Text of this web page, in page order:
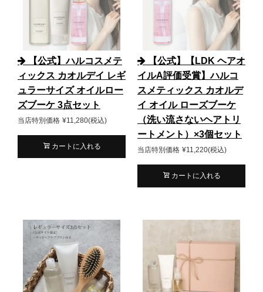
【公式】ハルコスメテ
ィックス カオルデイ レギ
ュラーサイズ オイルロー
ズブーケ 3点セット
当店特別価格 ¥11,280 税込
カートに入れる
【公式】【LDK ヘアオ
イルA評価受賞】ハルコ
スメティックス カオルデ
イ オイル ローズブーケ
（洗い流さないヘアトリ
ートメント）×3個セット
当店特別価格 ¥11,220 税込
カートに入れる